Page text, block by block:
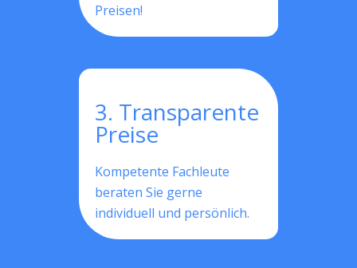
Preisen!
3. Transparente
Preise
Kompetente Fachleute
beraten Sie gerne
individuell und persönlich.